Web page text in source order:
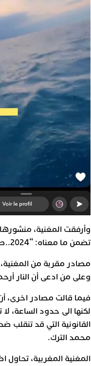
وأرفقت المغنية،
تضمن ما معناه: “2024..صفحة جديدة”.
مصادر مقربة من
وعلى من ادعى أن النار
فيما قالت مصادر اخرى،
لكنها الى حدود الساعة،
القانونية التي قد تنقلب
محمد الترك.
المغنية المغربية،